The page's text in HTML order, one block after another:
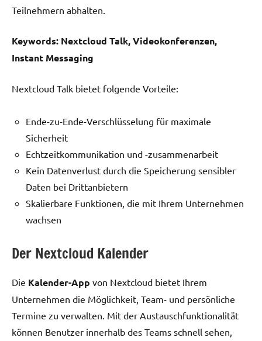
Teilnehmern abhalten.
Keywords: Nextcloud Talk, Videokonferenzen,
Instant Messaging
Nextcloud Talk bietet folgende Vorteile:
Ende-zu-Ende-Verschlüsselung für maximale
Sicherheit
Echtzeitkommunikation und -zusammenarbeit
Kein Datenverlust durch die Speicherung sensibler
Daten bei Drittanbietern
Skalierbare Funktionen, die mit Ihrem Unternehmen
wachsen
Der Nextcloud Kalender
Die Kalender-App von Nextcloud bietet Ihrem
Unternehmen die Möglichkeit, Team- und persönliche
Termine zu verwalten. Mit der Austauschfunktionalität
können Benutzer innerhalb des Teams schnell sehen,